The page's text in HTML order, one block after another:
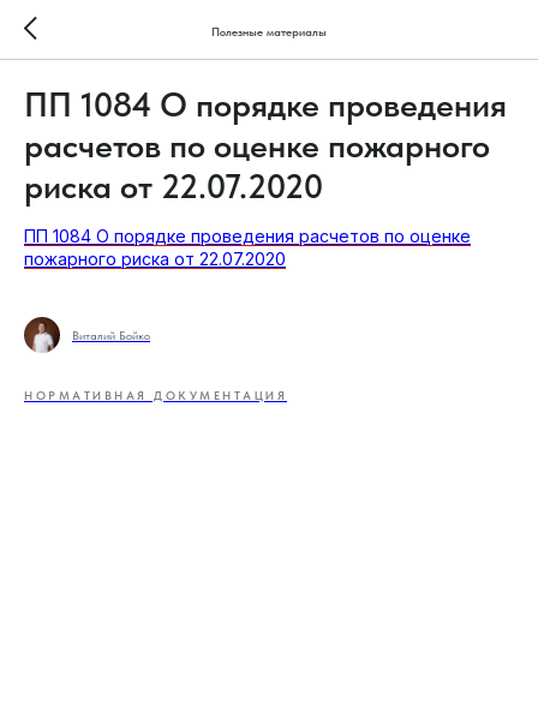
Полезные материалы
ПП 1084 О порядке проведения
расчетов по оценке пожарного
риска от 22.07.2020
ПП 1084 О порядке проведения расчетов по оценке
пожарного риска от 22.07.2020
Виталий Бойко
НОРМАТИВНАЯ ДОКУМЕНТАЦИЯ